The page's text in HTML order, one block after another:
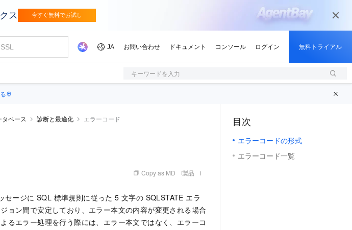
キーワードを入力
タベース 診断と最適化 エラーコード
Copy as MD 製品
ージに SQL 標準規則に従った 5 文字の SQLSTATE エラ
ョン間で安定しており、エラー本文の内容が変更される場合
るエラー処理を行う際には、エラー本文ではなく、エラーコ
目次
エラーコードの形式
エラーコード一覧